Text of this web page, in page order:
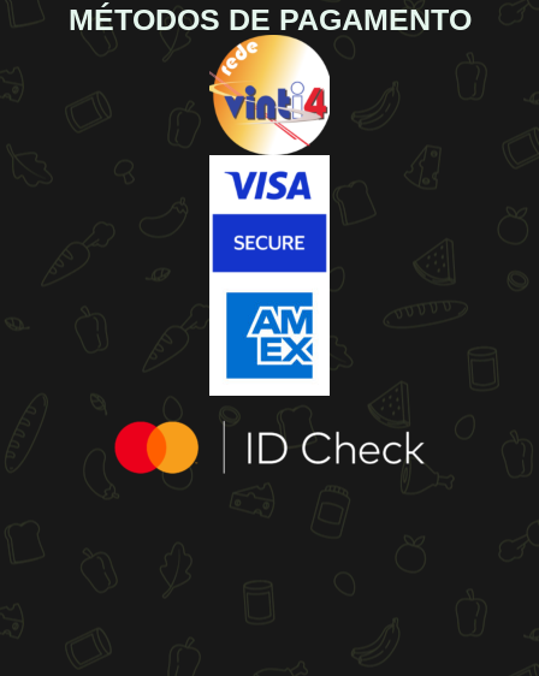
MÉTODOS DE PAGAMENTO